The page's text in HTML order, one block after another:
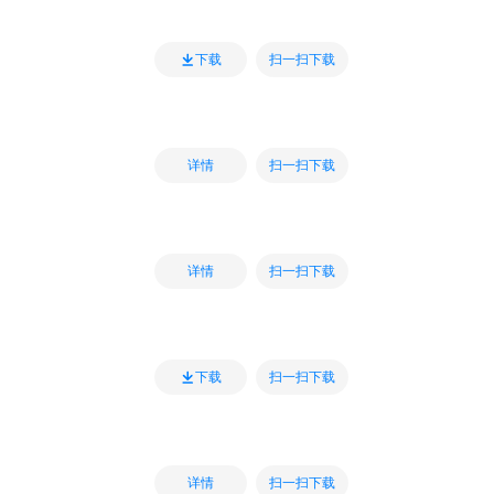
下载 扫一扫下载
详情 扫一扫下载
详情 扫一扫下载
下载 扫一扫下载
详情 扫一扫下载